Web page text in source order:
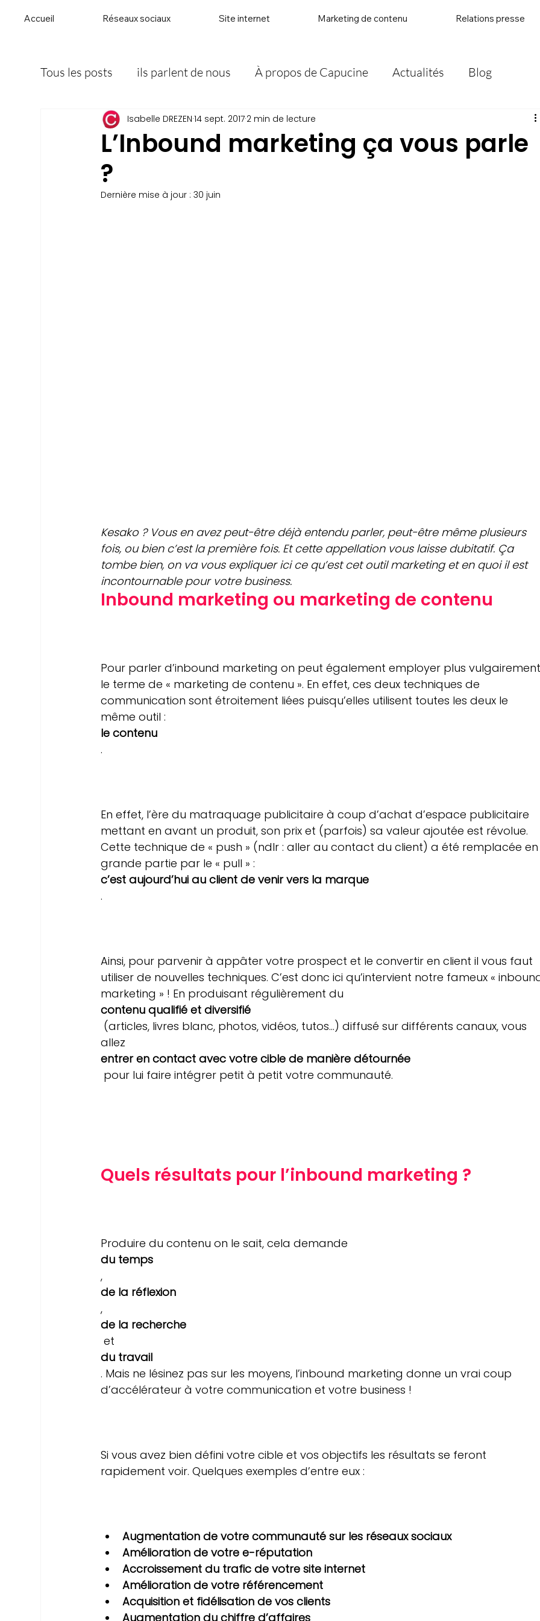
Accueil Réseaux sociaux Site internet Marketing de contenu Relations presse
Tous les posts ils parlent de nous À propos de Capucine Actualités Blog
L’Inbound marketing ça vous parle
?
Isabelle DREZEN 14 sept. 2017 2 min de lecture
Dernière mise à jour :30 juin
Kesako ? Vous en avez peut-être déjà entendu parler, peut-être même plusieurs
fois, ou bien c’est la première fois. Et cette appellation vous laisse dubitatif. Ça
tombe bien, on va vous expliquer ici ce qu’est cet outil marketing et en quoi il est
incontournable pour votre business.
Inbound marketing ou marketing de contenu
Pour parler d’inbound marketing on peut également employer plus
le terme de « marketing de contenu ». En effet, ces deux techniques de
communication sont étroitement liées puisqu’elles utilisent toutes les deux le
même outil :
le contenu
.
En effet, l’ère du matraquage publicitaire à coup d’achat d’espace publicitaire
mettant en avant un produit, son prix et (parfois) sa valeur ajoutée est révolue.
Cette technique de « push » (ndlr : aller au contact du client) a été remplacée
grande partie par le « pull » :
c’est aujourd’hui au client de venir vers la marque
.
Ainsi, pour parvenir à appâter votre prospect et le convertir en client il vous faut
utiliser de nouvelles techniques. C’est donc ici qu’intervient notre fameux «
marketing » ! En produisant régulièrement du
contenu qualifié et diversifié
allez
entrer en contact avec votre cible de manière détournée
Quels résultats pour l’inbound marketing ?
Produire du contenu on le sait, cela demande
du temps
,
de la réflexion
,
de la recherche
et
du travail
. Mais ne lésinez pas sur les moyens, l’inbound marketing donne un vrai coup
d’accélérateur à votre communication et votre business !
Si vous avez bien défini votre cible et vos objectifs les résultats se feront
rapidement voir. Quelques exemples d’entre eux :
Augmentation de votre communauté sur les réseaux sociaux
Amélioration de votre e-réputation
Accroissement du trafic de votre site internet
Amélioration de votre référencement
Acquisition et fidélisation de vos clients
Augmentation du chiffre d’affaires